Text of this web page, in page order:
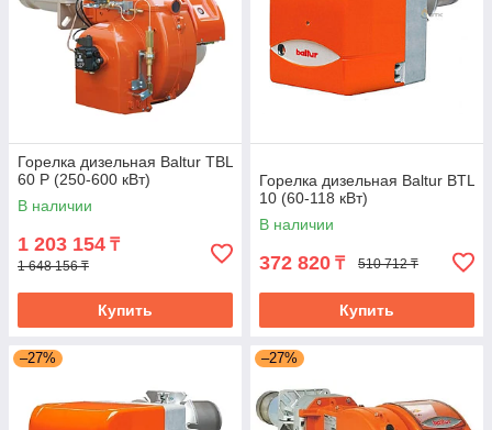
Горелка дизельная Baltur TBL
60 P (250-600 кВт)
В наличии
1 203 154 ₸
1 648 156 ₸
Купить
Горелка дизельная Baltur BTL
10 (60-118 кВт)
В наличии
372 820 ₸ 510 712 ₸
Купить
–27% –27%